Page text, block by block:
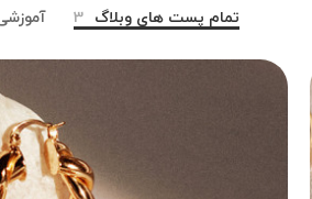
تمام پست های وبلاگ 3